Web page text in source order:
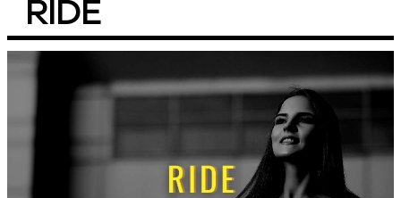
Kontaktní e-mail:
youthincluded@gmail.com
Или в соцсети Telegram:
@Interkulturnipracepraha14
RIDE